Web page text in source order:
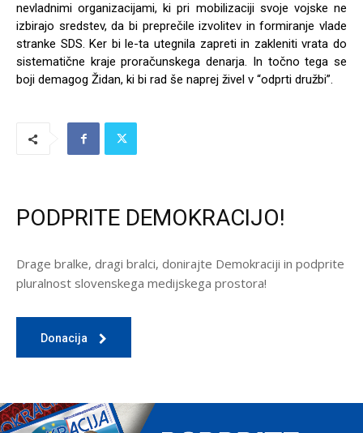
nevladnimi organizacijami, ki pri mobilizaciji svoje vojske ne
izbirajo sredstev, da bi preprečile izvolitev in formiranje vlade
stranke SDS. Ker bi le-ta utegnila zapreti in zakleniti vrata do
sistematične kraje proračunskega denarja. In točno tega se
boji demagog Židan, ki bi rad še naprej živel v “odprti družbi”.
PODPRITE DEMOKRACIJO!
Drage bralke, dragi bralci, donirajte Demokraciji in podprite
pluralnost slovenskega medijskega prostora!
Donacija